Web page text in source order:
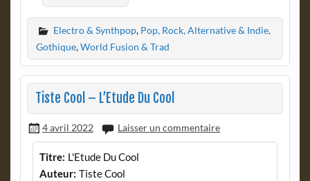
Electro & Synthpop, Pop, Rock, Alternative & Indie,
Gothique,World Fusion & Trad
Tiste Cool – L’Etude Du Cool
4 avril 2022 Laisser un commentaire
Titre: L'Etude Du Cool
Auteur: Tiste Cool